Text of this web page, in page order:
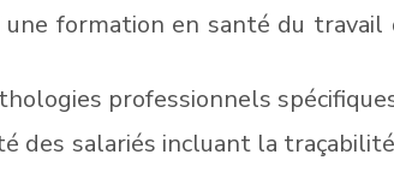
une formation en santé du
professionnels
des salariés incluant la